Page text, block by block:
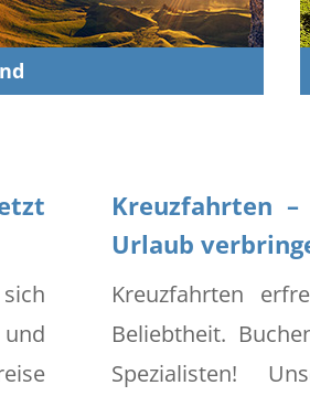
Kreuzfahrten
Urlaub
Kreuzfahrten
Beliebtheit.
Spezialisten!